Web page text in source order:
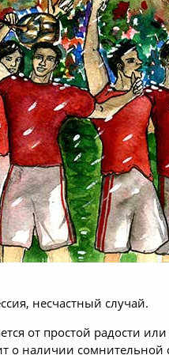
несчастный случай.
от простой радости
о наличии